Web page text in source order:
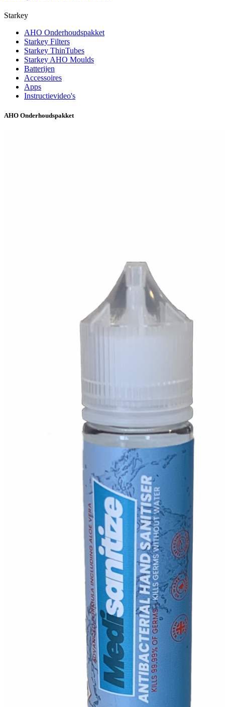
Starkey
AHO Onderhoudspakket
Starkey Filters
Starkey ThinTubes
Starkey AHO Moulds
Batterijen
Accessoires
Apps
Instructievideo's
AHO Onderhoudspakket